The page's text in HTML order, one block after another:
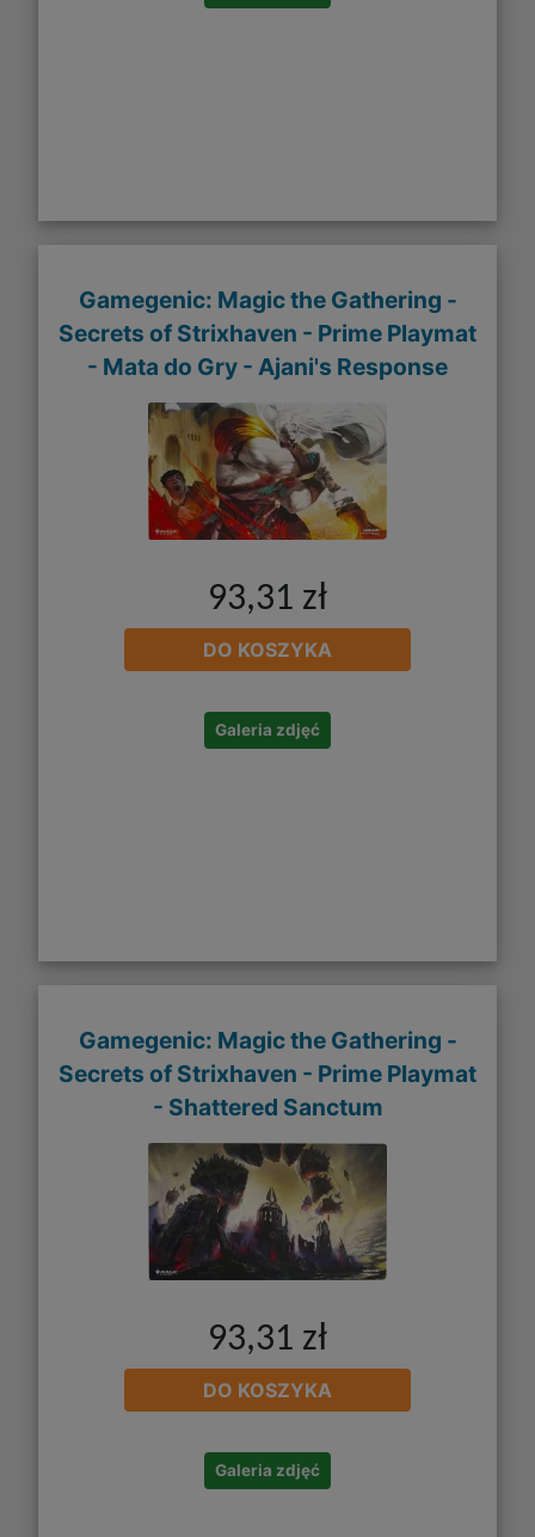
Gamegenic: Magic the Gathering -
Secrets of Strixhaven - Prime Playmat
- Mata do Gry - Ajani's Response
93,31 zł
DO KOSZYKA
Galeria zdjęć
Gamegenic: Magic the Gathering -
Secrets of Strixhaven - Prime Playmat
- Shattered Sanctum
93,31 zł
DO KOSZYKA
Galeria zdjęć